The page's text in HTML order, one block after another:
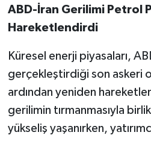
ABD-İran Gerilimi Petrol
Hareketlendirdi
Küresel enerji piyasaları,
gerçekleştirdiği son askeri
ardından yeniden
gerilimin tırmanmasıyla
yükseliş yaşanırken,